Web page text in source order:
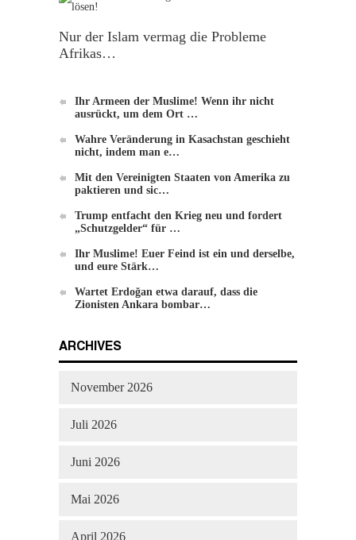
Hizb-ut-Tahrir
Einführung zu Hizb-ut-Tahrir
Die Methode von Hizb-ut-Tahrir zur
Veränderung
Nur der Islam vermag die Probleme
Afrikas…
Ihr Armeen der Muslime! Wenn ihr nicht
ausrückt, um dem Ort …
Wahre Veränderung in Kasachstan geschieht
nicht, indem man e…
Mit den Vereinigten Staaten von Amerika zu
paktieren und sic…
Trump entfacht den Krieg neu und fordert
„Schutzgelder“ für …
Ihr Muslime! Euer Feind ist ein und derselbe,
und eure Stärk…
Wartet Erdoğan etwa darauf, dass die
Zionisten Ankara bombar…
ARCHIVES
November 2026
Juli 2026
Juni 2026
Mai 2026
April 2026